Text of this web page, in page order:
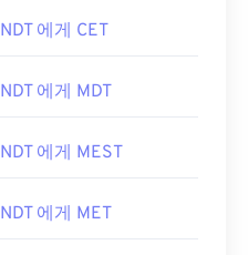
NDT 에게 CET
NDT 에게 MDT
NDT 에게 MEST
NDT 에게 MET